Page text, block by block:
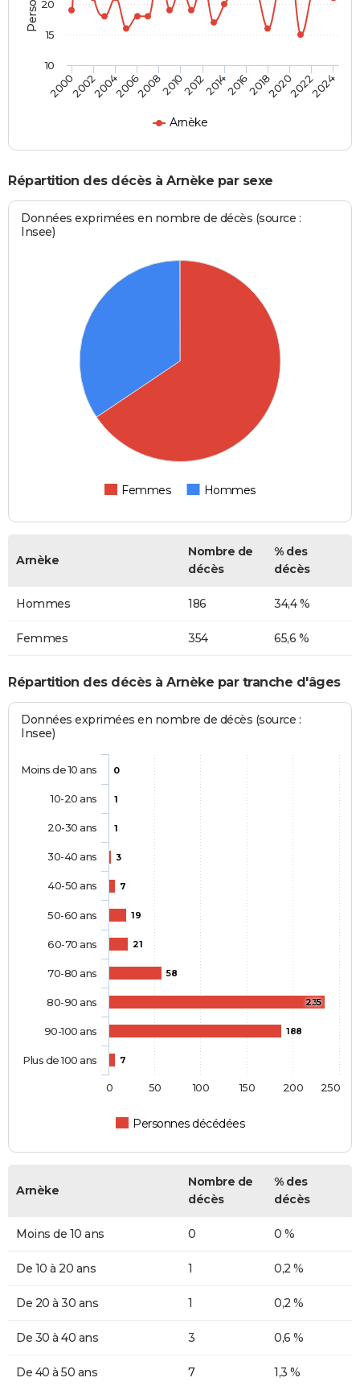
Arnèke
2000200220042006200820102012201420162018202020222024
10
15
20
Répartition des décès à Arnèke par sexe
Données exprimées en nombre de décès (source :
Insee)
Femmes Hommes
Arnèke
Nombre de
décès
% des
décès
Hommes 186 34,4 %
Femmes 354 65,6 %
Répartition des décès à Arnèke par tranche d'âges
Données exprimées en nombre de décès (source :
Insee)
0
1
1
3
7
19
21
58
235
188
7
Personnes décédées
Moins de 10 ans
10-20 ans
20-30 ans
30-40 ans
40-50 ans
50-60 ans
60-70 ans
70-80 ans
80-90 ans
90-100 ans
Plus de 100 ans
0 50 100 150 200 250
Arnèke
Nombre de
décès
% des
décès
Moins de 10 ans 0 0 %
De 10 à 20 ans 1 0,2 %
De 20 à 30 ans 1 0,2 %
De 30 à 40 ans 3 0,6 %
De 40 à 50 ans 7 1,3 %